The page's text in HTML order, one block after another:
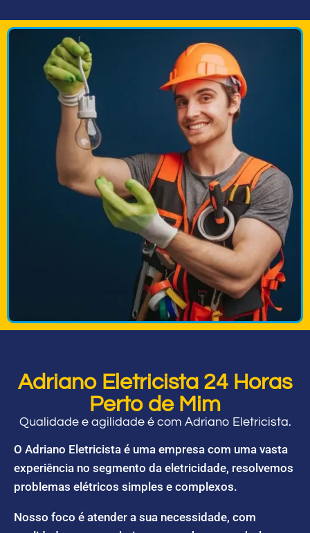
Adriano Eletricista 24 Horas
Perto de Mim
Qualidade e agilidade é com Adriano Eletricista.
O Adriano Eletricista é uma empresa com uma vasta
experiência no segmento da eletricidade, resolvemos
problemas elétricos simples e complexos.
Nosso foco é atender a sua necessidade, com